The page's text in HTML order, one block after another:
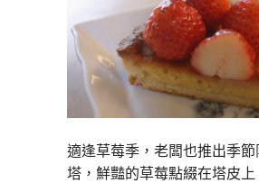
適逢草莓季，老闆也推出季
塔，鮮豔的草莓點綴在塔皮